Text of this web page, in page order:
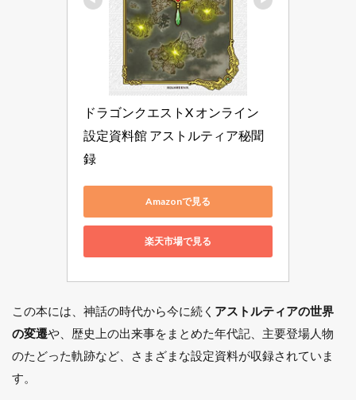
ドラゴンクエストX オンライン
設定資料館 アストルティア秘聞
録
Amazonで見る
楽天市場で見る
この本には、神話の時代から今に続く アストルティアの世界
の変遷や、歴史上の出来事をまとめた年代記、主要登場人物
のたどった軌跡など、さまざまな設定資料が収録されていま
す。